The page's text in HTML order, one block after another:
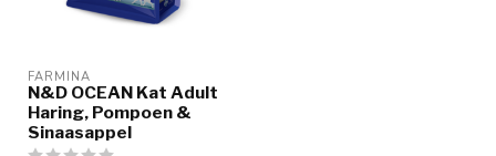
FARMINA
N&D OCEAN Kat Adult
Haring, Pompoen &
Sinaasappel